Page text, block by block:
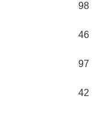
98
46
97
42